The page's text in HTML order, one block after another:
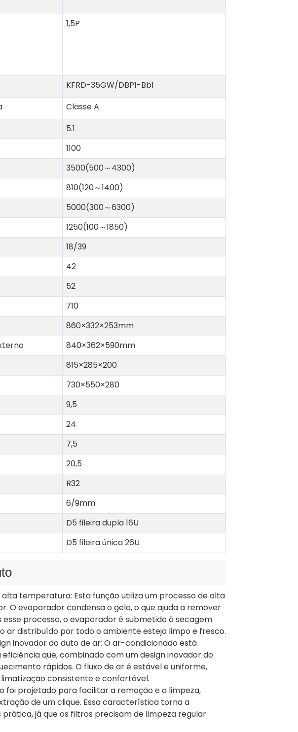
1,5P
KFRD-35GW/DBP1-Bb1
Classe A
5.1
1100
3500(500～4300)
810(120～1400)
5000(300～6300)
1250(100～1850)
18/39
42
52
710
860×332×253mm
840×362×590mm
815×285×200
730×550×280
9,5
24
7,5
20,5
R32
6/9mm
D5 fileira dupla 16U
D5 fileira única 26U
temperatura: Esta função utiliza um processo de alta
O evaporador condensa o gelo, o que ajuda a remover
processo, o evaporador é submetido à secagem
ar distribuído por todo o ambiente esteja limpo e fresco.
inovador do duto de ar: O ar-condicionado está
que, combinado com um design inovador do
rápidos. O fluxo de ar é estável e uniforme,
consistente e confortável.
foi projetado para facilitar a remoção e a limpeza,
de um clique. Essa característica torna a
já que os filtros precisam de limpeza regular